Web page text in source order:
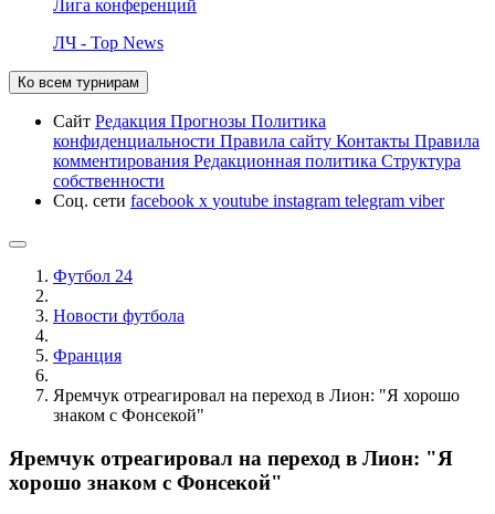
Лига конференций
ЛЧ - Top News
Ко всем турнирам
Сайт Редакция Прогнозы Политика
конфиденциальности Правила сайту Контакты Правила
комментирования Редакционная политика Структура
собственности
Соц. сети facebook x youtube instagram telegram viber
Футбол 24
Новости футбола
Франция
Яремчук отреагировал на переход в Лион: "Я хорошо
знаком с Фонсекой"
Яремчук отреагировал на переход в Лион: "Я
хорошо знаком с Фонсекой"